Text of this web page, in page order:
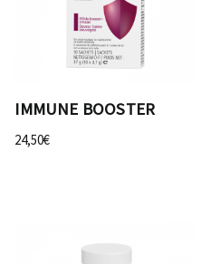
IMMUNE BOOSTER
24,50€